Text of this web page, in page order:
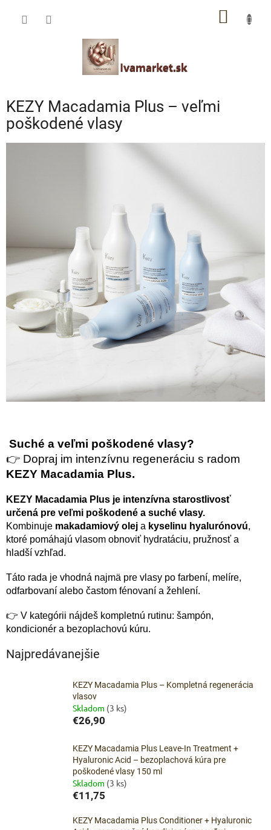
KEZY Macadamia Plus – veľmi
poškodené vlasy
Suché a veľmi poškodené vlasy?
👉 Dopraj im intenzívnu regeneráciu s radom
KEZY Macadamia Plus.
KEZY Macadamia Plus je intenzívna starostlivosť
určená pre veľmi poškodené a suché vlasy.
Kombinuje makadamiový olej a kyselinu hyalurónovú,
ktoré pomáhajú vlasom obnoviť hydratáciu, pružnosť a
hladší vzhľad.
Táto rada je vhodná najmä pre vlasy po farbení, melíre,
odfarbovaní alebo častom fénovaní a žehlení.
👉 V kategórii nájdeš kompletnú rutinu: šampón,
kondicionér a bezoplachovú kúru.
Najpredávanejšie
KEZY Macadamia Plus – Kompletná regenerácia
vlasov
Skladom (3 ks)
€26,90
KEZY Macadamia Plus Leave-In Treatment +
Hyaluronic Acid – bezoplachová kúra pre
poškodené vlasy 150 ml
Skladom (3 ks)
€11,75
KEZY Macadamia Plus Conditioner + Hyaluronic
IVAMARKET poradca